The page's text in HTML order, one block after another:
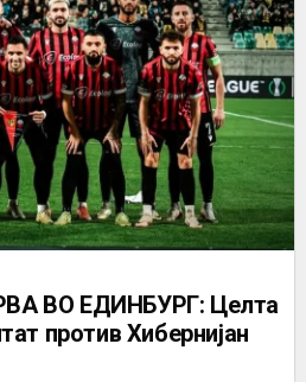
ВО ЕДИНБУРГ: Целта
против Хибернијан